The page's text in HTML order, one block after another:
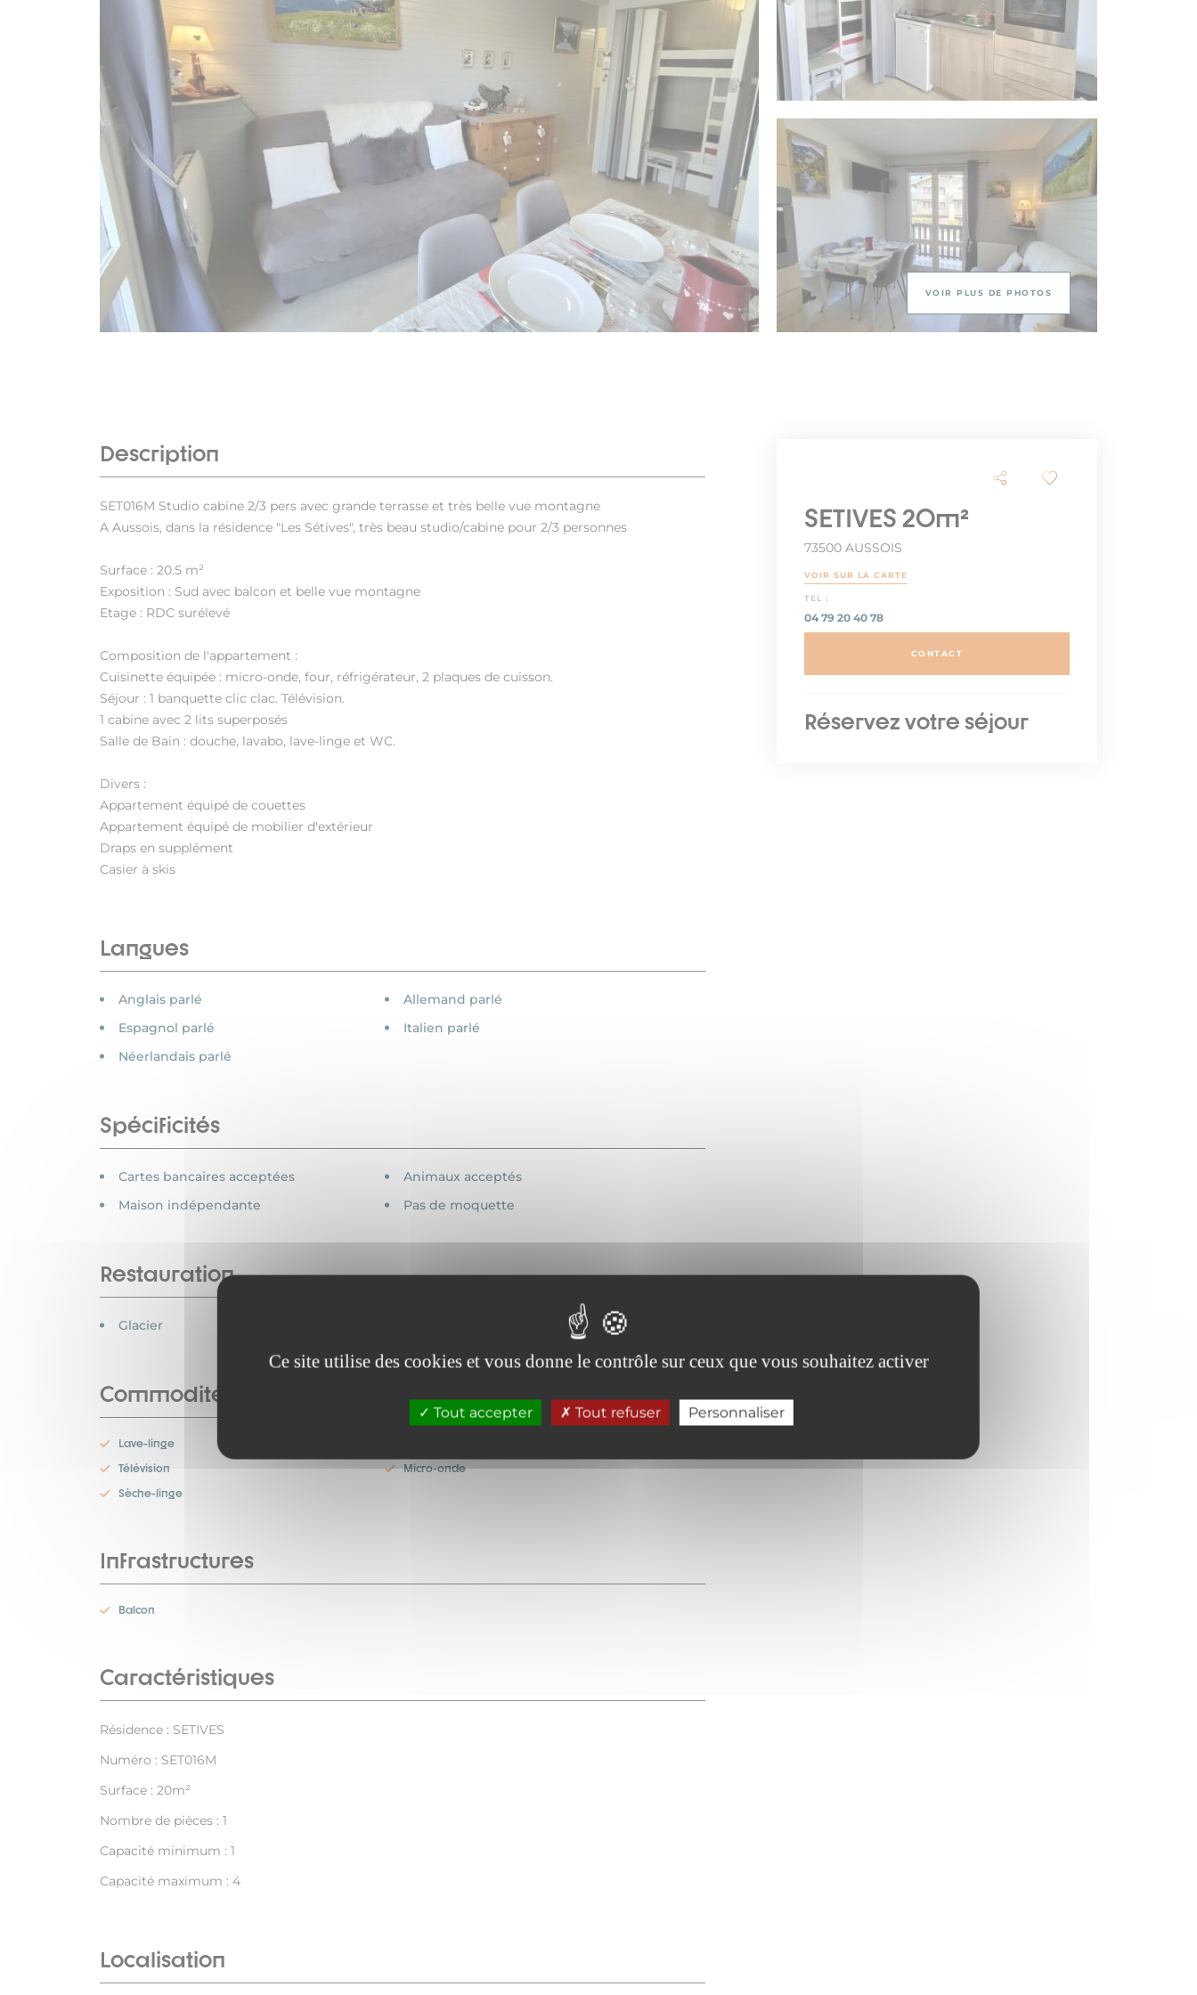
Ce site utilise des cookies et vous donne le contrôle sur ceux que vous souhaitez activer
Tout accepter Tout refuser Personnaliser
VOIR PLUS DE PHOTOS
Description
SET016M Studio cabine 2/3 pers avec grande terrasse et très belle vue montagne
A Aussois, dans la résidence "Les Sétives", très beau studio/cabine pour 2/3 personnes
Surface : 20.5 m²
Exposition : Sud avec balcon et belle vue montagne
Etage : RDC surélevé
Composition de l'appartement :
Cuisinette équipée : micro-onde, four, réfrigérateur, 2 plaques de cuisson.
Séjour : 1 banquette clic clac. Télévision.
1 cabine avec 2 lits superposés
Salle de Bain : douche, lavabo, lave-linge et WC.
Divers :
Appartement équipé de couettes
Appartement équipé de mobilier d'extérieur
Draps en supplément
Casier à skis
Langues
Anglais parlé
Allemand parlé
Espagnol parlé
Italien parlé
Néerlandais parlé
Spécificités
Cartes bancaires acceptées
Animaux acceptés
Maison indépendante
Pas de moquette
Restauration
Glacier
Commodités
Lave-linge
Télévision
Micro-onde
Sèche-linge
Infrastructures
Balcon
Caractéristiques
Résidence : SETIVES
Numéro : SET016M
Surface : 20m²
Nombre de pièces : 1
Capacité minimum : 1
Capacité maximum : 4
Localisation
SETIVES 20m²
73500 AUSSOIS
VOIR SUR LA CARTE
TEL :
04 79 20 40 78
CONTACT
Réservez votre séjour